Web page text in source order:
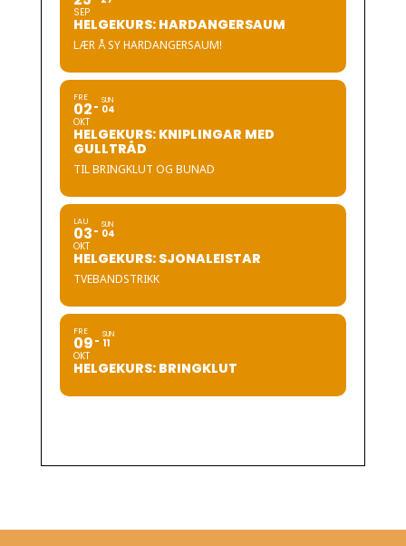
SEP
HELGEKURS: HARDANGERSAUM
LÆR Å SY HARDANGERSAUM!
FRE
02
OKT
SUN
04
HELGEKURS: KNIPLINGAR MED
GULLTRÅD
TIL BRINGKLUT OG BUNAD
LAU
03
OKT
SUN
04
HELGEKURS: SJONALEISTAR
TVEBANDSTRIKK
FRE
09
OKT
SUN
11
HELGEKURS: BRINGKLUT